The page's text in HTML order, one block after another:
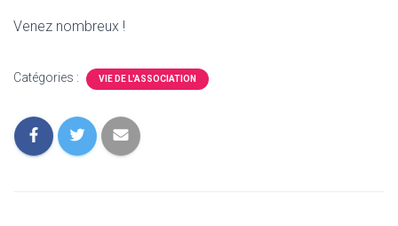
Venez nombreux !
Catégories : VIE DE L'ASSOCIATION